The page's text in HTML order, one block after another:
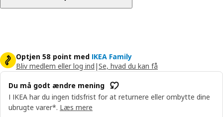
Optjen 58 point med IKEA Family
Bliv medlem eller log ind |Se, hvad du kan få
Du må godt ændre mening
I IKEA har du ingen tidsfrist for at returnere eller ombytte dine
ubrugte varer*. Læs mere